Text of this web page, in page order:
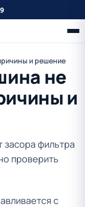
и решение
не
и
фильтра
проверить
с